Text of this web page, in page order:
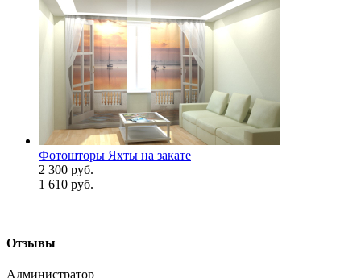
Фотошторы Яхты на закате
2 300 руб.
1 610 руб.
Отзывы
Администратор